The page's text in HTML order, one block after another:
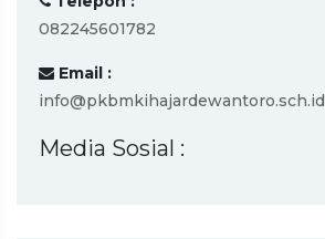
082245601782
Email :
info@pkbmkihajardewantoro.sch.id
Media Sosial :